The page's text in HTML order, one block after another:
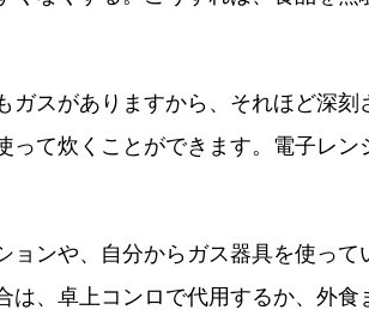
ガスがありますから、それほど深
って炊くことができます。電子レ
ョンや、自分からガス器具を使っ
、卓上コンロで代用するか、外